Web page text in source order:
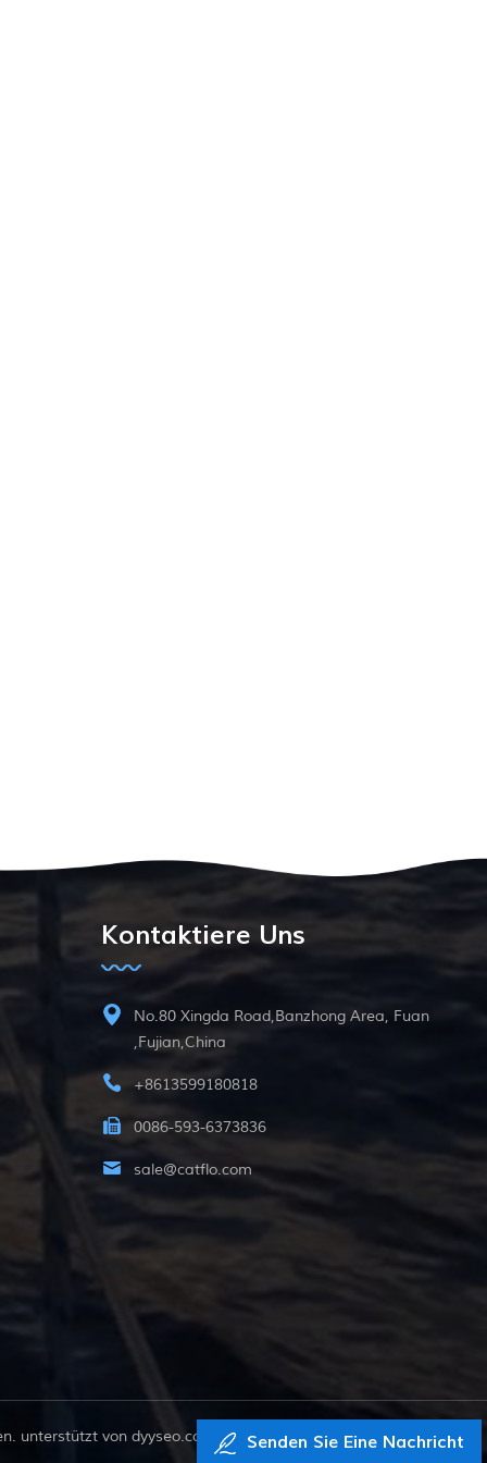
Kontaktiere Uns
No.80 Xingda Road,Banzhong Area, Fuan
,Fujian,China
+8613599180818
0086-593-6373836
sale@catflo.com
unterstützt von dyyseo.com Senden Sie Eine Nachricht